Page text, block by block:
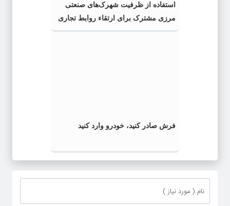
استفاده از ظرفیت شهرک‌های صنعتی
مرزی مشترک برای ارتقاء روابط تجاری
فرش صادر کنید، خودرو وارد کنید